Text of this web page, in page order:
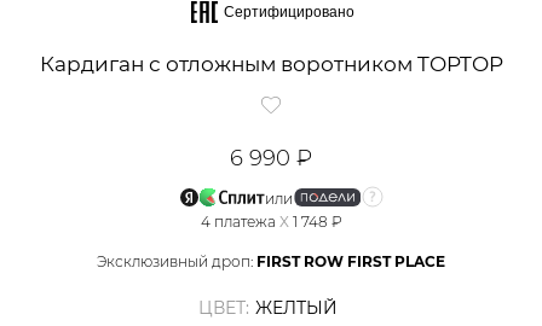
Сертифицировано
Кардиган с отложным воротником TOPTOP
6 990 ₽
или
4 платежа X 1 748 ₽
Эксклюзивный дроп: FIRST ROW FIRST PLACE
ЦВЕТ: ЖЕЛТЫЙ